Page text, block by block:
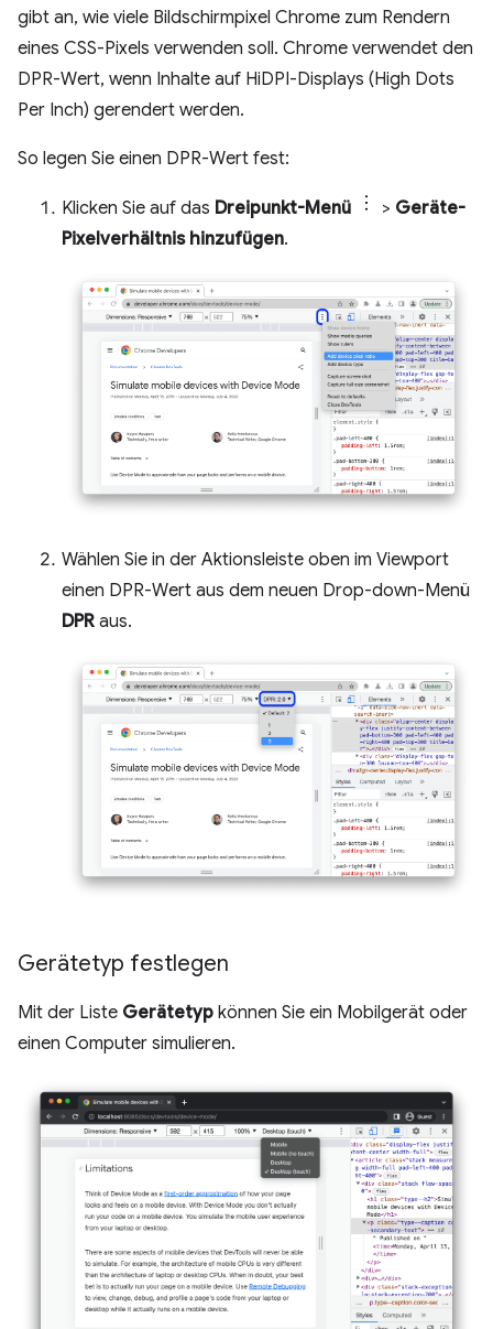
gibt an, wie viele Bildschirmpixel Chrome zum Rendern
eines CSS-Pixels verwenden soll. Chrome verwendet den
DPR-Wert, wenn Inhalte auf HiDPI-Displays (High Dots
Per Inch) gerendert werden.
So legen Sie einen DPR-Wert fest:
Klicken Sie auf das Dreipunkt-Menü > Geräte-
Pixelverhältnis hinzufügen.
Wählen Sie in der Aktionsleiste oben im Viewport
einen DPR-Wert aus dem neuen Drop-down-Menü
DPR aus.
Gerätetyp festlegen
Mit der Liste Gerätetyp können Sie ein Mobilgerät oder
einen Computer simulieren.